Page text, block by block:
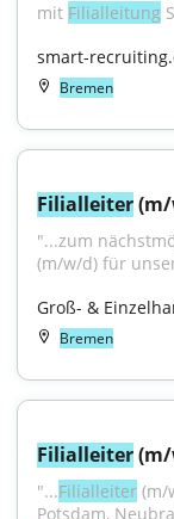
mit Filialleitung
smart-
Bremen
Filialleiter
"...zum
(m/w/d) für
Groß- &
Bremen
Filialleiter
"...Filialleiter (m/